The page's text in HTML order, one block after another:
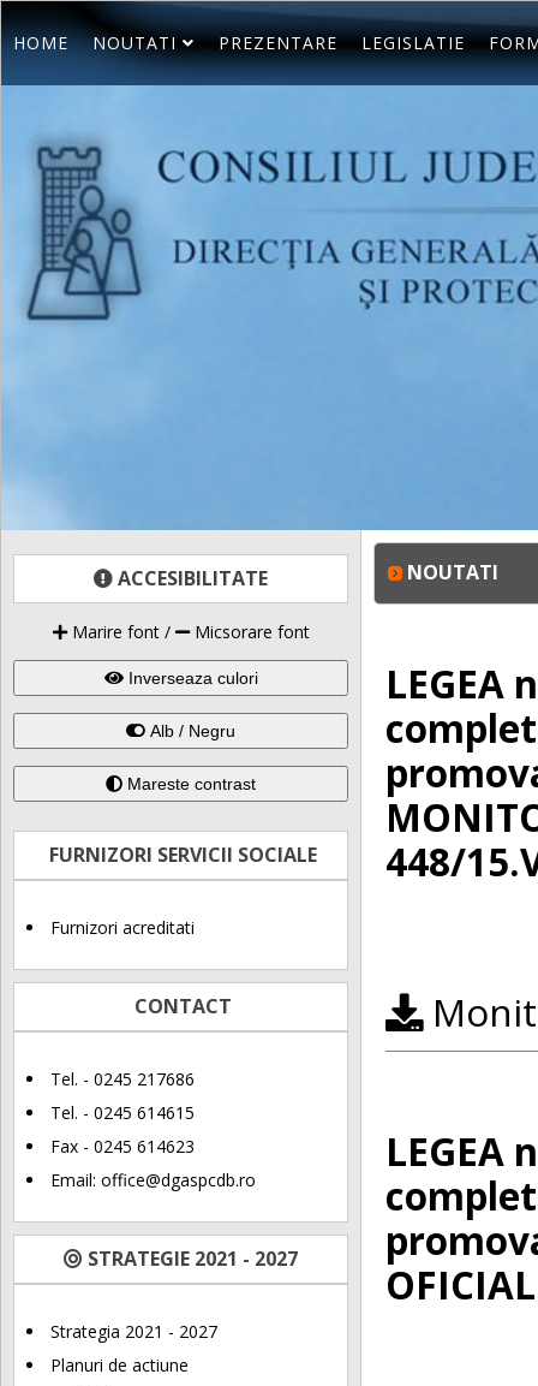
HOME NOUTATI PREZENTARE LEGISLATIE
ACCESIBILITATE
Marire font/ Micsorare font
Inverseaza culori
Alb / Negru
Mareste contrast
FURNIZORI SERVICII SOCIALE
Furnizori acreditati
CONTACT
Tel. - 0245 217686
Tel. - 0245 614615
Fax - 0245 614623
Email: office@dgaspcdb.ro
STRATEGIE 2021 - 2027
Strategia 2021 - 2027
Planuri de actiune
NOUTATI
LEGEA
448/
LEGEA